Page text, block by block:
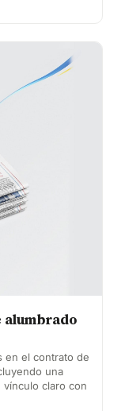
alumbrado
en el contrato de
una
vínculo claro con